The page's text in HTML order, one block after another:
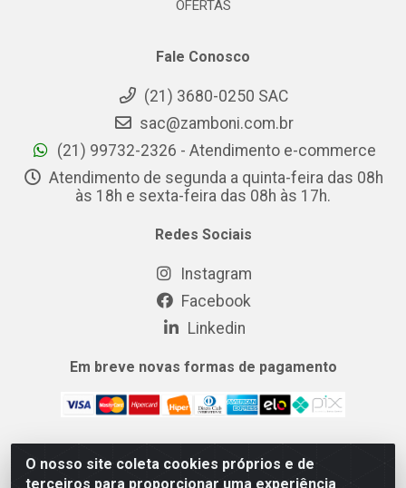
O nosso site coleta cookies próprios e de
terceiros para proporcionar uma experiência
OFERTAS
Fale Conosco
(21) 3680-0250 SAC
sac@zamboni.com.br
(21) 99732-2326 - Atendimento e-commerce
Atendimento de segunda a quinta-feira das 08h
às 18h e sexta-feira das 08h às 17h.
Redes Sociais
Instagram
Facebook
Linkedin
Em breve novas formas de pagamento
MIX CERTO DISTRIBUIDORA DE COSMÉTICOS ALIMENTOS E